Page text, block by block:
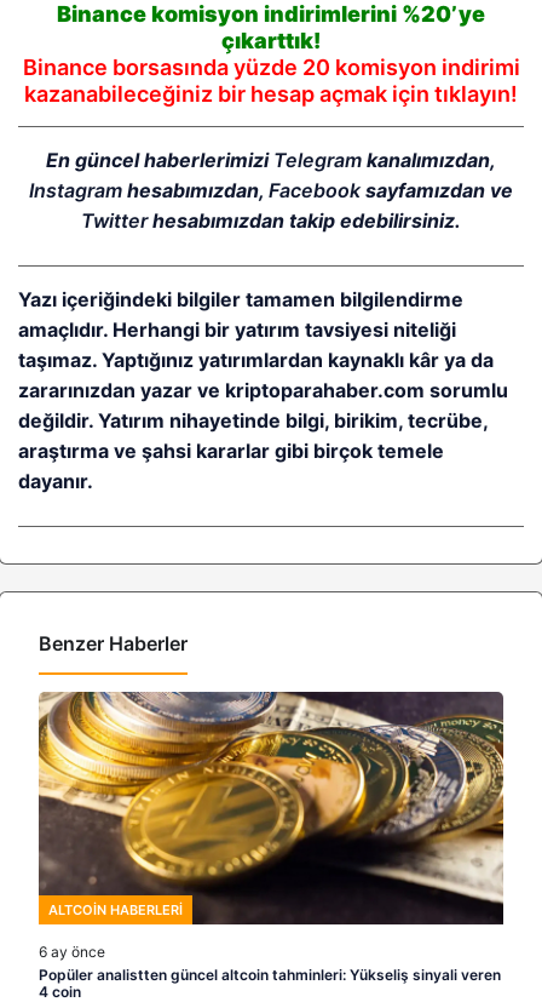
Binance komisyon indirimlerini %20’ye
çıkarttık!
Binance borsasında yüzde 20 komisyon indirimi
kazanabileceğiniz bir hesap açmak için tıklayın!
En güncel haberlerimizi Telegram kanalımızdan,
Instagramhesabımızdan, Facebooksayfamızdan ve
Twitterhesabımızdan takip edebilirsiniz.
Yazı içeriğindeki bilgiler tamamen bilgilendirme
amaçlıdır. Herhangi bir yatırım tavsiyesi niteliği
taşımaz. Yaptığınız yatırımlardan kaynaklı kâr ya da
zararınızdan yazar ve kriptoparahaber.com sorumlu
değildir. Yatırım nihayetinde bilgi, birikim, tecrübe,
araştırma ve şahsi kararlar gibi birçok temele
dayanır.
Benzer Haberler
ALTCOIN HABERLERI
6 ay önce
Popüler analistten güncel altcoin tahminleri: Yükseliş sinyali veren
4 coin